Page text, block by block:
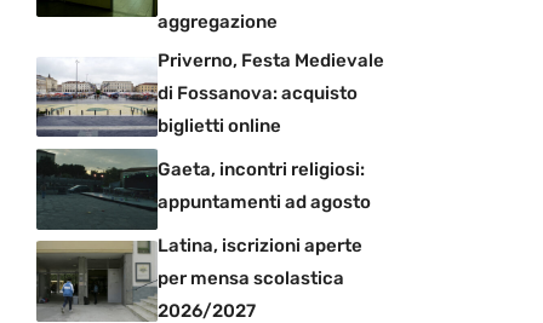
aggregazione
Priverno, Festa Medievale
di Fossanova: acquisto
biglietti online
Gaeta, incontri religiosi:
appuntamenti ad agosto
Latina, iscrizioni aperte
per mensa scolastica
2026/2027